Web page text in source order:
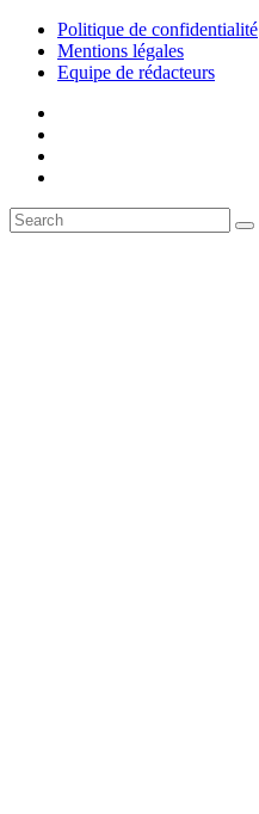
Politique de confidentialité
Mentions légales
Equipe de rédacteurs